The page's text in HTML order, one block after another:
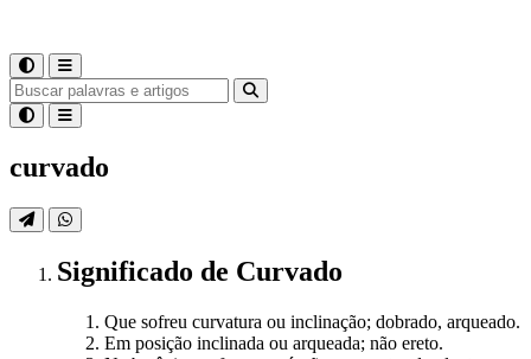
curvado
Significado de Curvado
Que sofreu curvatura ou inclinação; dobrado, arqueado.
Em posição inclinada ou arqueada; não ereto.